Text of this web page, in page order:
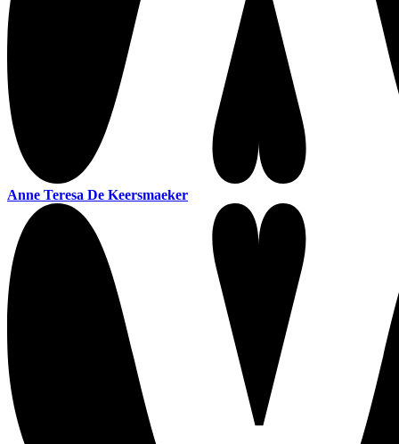
Anne Teresa De Keersmaeker